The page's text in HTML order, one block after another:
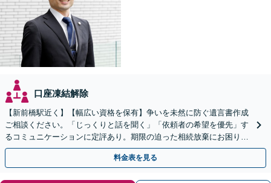
口座凍結解除
【新前橋駅近く】【幅広い資格を保有】争いを未然に防ぐ遺言書作成
ご相談ください。「じっくりと話を聞く」「依頼者の希望を優先」す
るコミュニケーションに定評あり。期限の迫った相続放棄にお困りの
方に。【他士業との連携あり】
料金表を見る